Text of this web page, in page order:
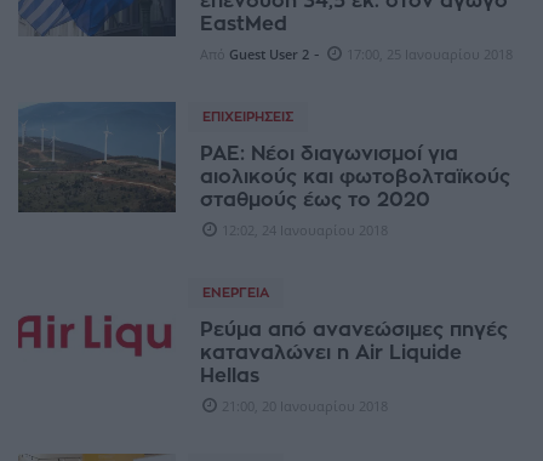
EastMed
Από Guest User 2- 17:00, 25 Ιανουαρίου 2018
ΕΠΙΧΕΙΡΉΣΕΙΣ
ΡΑΕ: Νέοι διαγωνισμοί για
αιολικούς και φωτοβολταϊκούς
σταθμούς έως το 2020
12:02, 24 Ιανουαρίου 2018
ΕΝΈΡΓΕΙΑ
Ρεύμα από ανανεώσιμες πηγές
καταναλώνει η Air Liquide
Hellas
21:00, 20 Ιανουαρίου 2018